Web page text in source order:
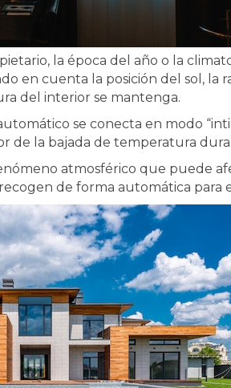
la época del año o la
cuenta la posición del sol, la
del interior se mantenga.
se conecta en modo
de la bajada de temperatura
atmosférico que puede
de forma automática para